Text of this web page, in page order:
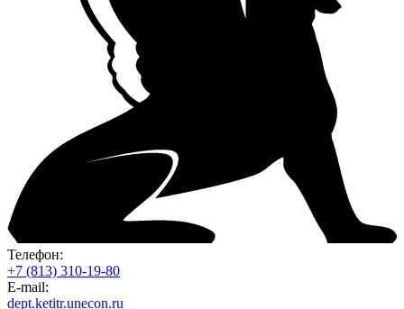
Телефон:
+7 (813) 310-19-80
E-mail:
dept.ketitr.unecon.ru